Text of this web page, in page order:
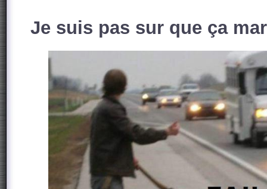
Je suis pas sur que ça